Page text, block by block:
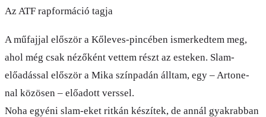
Az ATF rapformáció tagja
A műfajjal először a Kőleves-pincében ismerkedtem meg,
ahol még csak nézőként vettem részt az esteken. Slam-
előadással először a Mika színpadán álltam, egy – Artone-
nal közösen – előadott verssel.
Noha egyéni slam-eket ritkán készítek, de annál gyakrabban